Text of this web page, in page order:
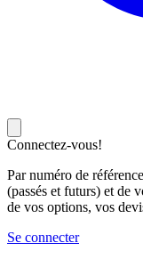
Connectez-vous!
Par numéro de
(passés et futurs) et de
de vos options, vos
Se connecter